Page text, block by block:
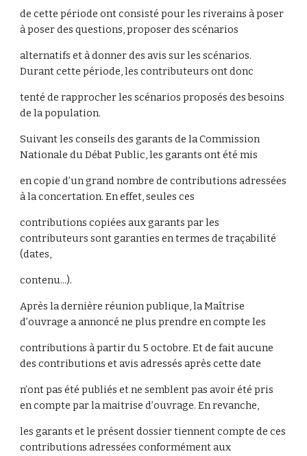
de cette période ont consisté pour les riverains à poser
à poser des questions, proposer des scénarios
alternatifs et à donner des avis sur les scénarios.
Durant cette période, les contributeurs ont donc
tenté de rapprocher les scénarios proposés des besoins
de la population.
Suivant les conseils des garants de la Commission
Nationale du Débat Public, les garants ont été mis
en copie d’un grand nombre de contributions adressées
à la concertation. En effet, seules ces
contributions copiées aux garants par les
contributeurs sont garanties en termes de traçabilité
(dates,
contenu...).
Après la dernière réunion publique, la Maîtrise
d’ouvrage a annoncé ne plus prendre en compte les
contributions à partir du 5 octobre. Et de fait aucune
des contributions et avis adressés après cette date
n’ont pas été publiés et ne semblent pas avoir été pris
en compte par la maitrise d’ouvrage. En revanche,
les garants et le présent dossier tiennent compte de ces
contributions adressées conformément aux